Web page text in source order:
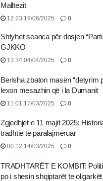
Malltezit
12:23 19/06/2025 0
Shtyhet seanca për dosjen
GJKKO
13:34 04/04/2025 0
Berisha zbaton masën “detyrim
lexon mesazhin që i la Dumanit
11:01 17/03/2025 0
Zgjedhjet e 11 majit 2025:
tradhtie të paralajmëruar
00:12 14/03/2025 0
TRADHTARËT E KOMBIT:
po i shesin shqiptarët te oligarkët